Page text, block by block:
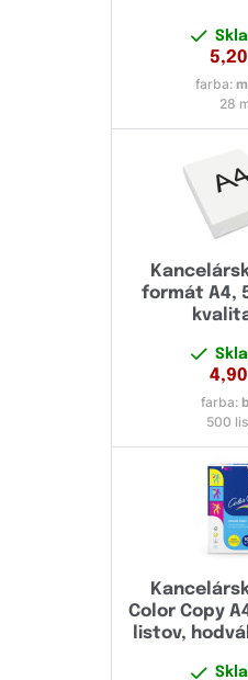
5,20
farba:
28
formát A4,
4,90
farba:
500
Color Copy
listov,